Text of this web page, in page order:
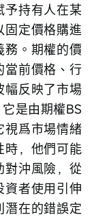
予持有人在某
固定價格購進
務。期權的價
當前價格、行
幅反映了市場
是由期權BS
視爲市場情緒
時，他們可能
對沖風險，從
資者使用引伸
潛在的錯誤定